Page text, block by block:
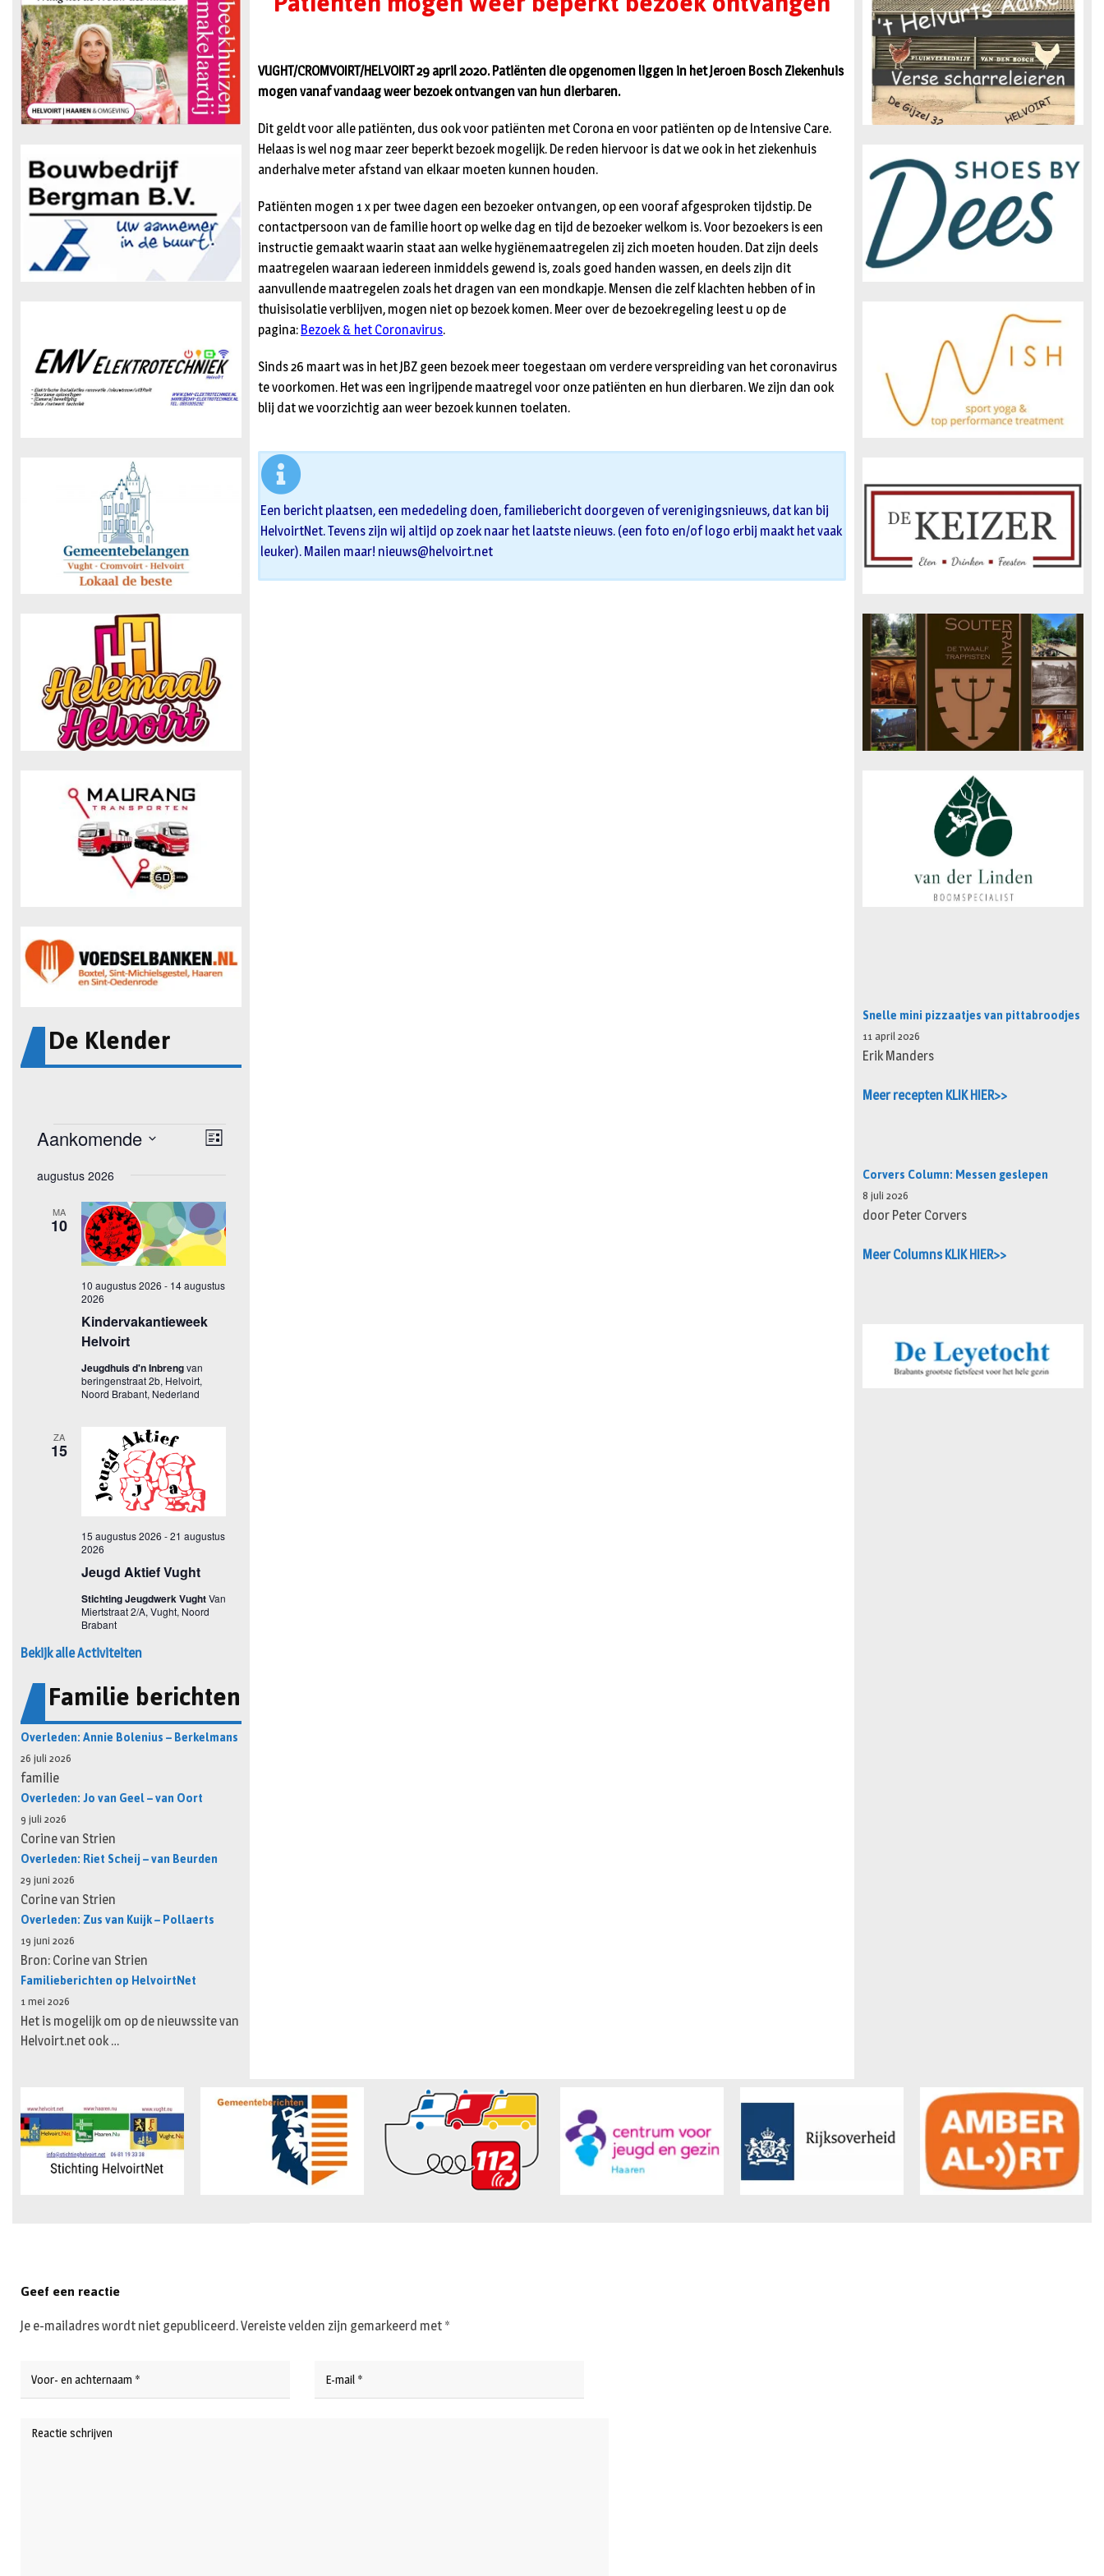
De Klender
Bekijk alle Activiteiten
Familie berichten
Overleden: Annie Bolenius – Berkelmans
26 juli 2026
familie
Overleden: Jo van Geel – van Oort
9 juli 2026
Corine van Strien
Overleden: Riet Scheij – van Beurden
29 juni 2026
Corine van Strien
Overleden: Zus van Kuijk – Pollaerts
19 juni 2026
Bron: Corine van Strien
Familieberichten op HelvoirtNet
1 mei 2026
Het is mogelijk om op de nieuwssite van
Helvoirt.net ook …
VUGHT/CROMVOIRT/HELVOIRT 29 april 2020. Patiënten die opgenomen liggen in het Jeroen Bosch Ziekenhuis
mogen vanaf vandaag weer bezoek ontvangen van hun dierbaren.
Dit geldt voor alle patiënten, dus ook voor patiënten met Corona en voor patiënten op de Intensive Care.
Helaas is wel nog maar zeer beperkt bezoek mogelijk. De reden hiervoor is dat we ook in het ziekenhuis
anderhalve meter afstand van elkaar moeten kunnen houden.
Patiënten mogen 1 x per twee dagen een bezoeker ontvangen, op een vooraf afgesproken tijdstip. De
contactpersoon van de familie hoort op welke dag en tijd de bezoeker welkom is. Voor bezoekers is een
instructie gemaakt waarin staat aan welke hygiënemaatregelen zij zich moeten houden. Dat zijn deels
maatregelen waaraan iedereen inmiddels gewend is, zoals goed handen wassen, en deels zijn dit
aanvullende maatregelen zoals het dragen van een mondkapje. Mensen die zelf klachten hebben of in
thuisisolatie verblijven, mogen niet op bezoek komen. Meer over de bezoekregeling leest u op de
pagina: Bezoek & het Coronavirus.
Sinds 26 maart was in het JBZ geen bezoek meer toegestaan om verdere verspreiding van het coronavirus
te voorkomen. Het was een ingrijpende maatregel voor onze patiënten en hun dierbaren. We zijn dan ook
blij dat we voorzichtig aan weer bezoek kunnen toelaten.
Een bericht plaatsen, een mededeling doen, familiebericht doorgeven of verenigingsnieuws, dat kan bij
HelvoirtNet. Tevens zijn wij altijd op zoek naar het laatste nieuws. (een foto en/of logo erbij maakt het vaak
leuker). Mailen maar! nieuws@helvoirt.net
Snelle mini pizzaatjes van pittabroodjes
11 april 2026
Erik Manders
Meer recepten KLIK HIER>>
Corvers Column: Messen geslepen
8 juli 2026
door Peter Corvers
Meer Columns KLIK HIER>>
Geef een reactie
Je e-mailadres wordt niet gepubliceerd.Vereiste velden zijn gemarkeerd met *
n